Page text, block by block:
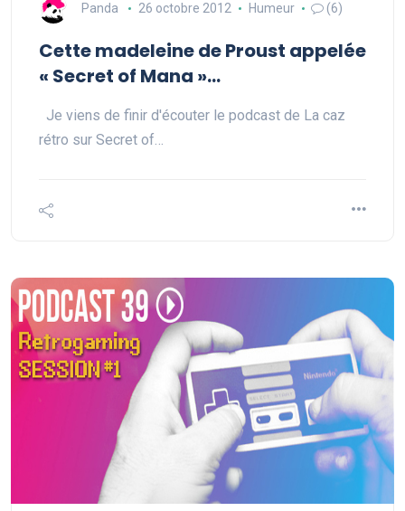
Panda 26 octobre 2012 Humeur (6)
Cette madeleine de Proust appelée
« Secret of Mana »…
Je viens de finir d'écouter le podcast de La caz
rétro sur Secret of…